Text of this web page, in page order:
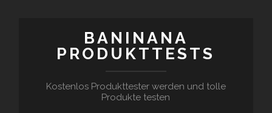
BANINANA
PRODUKTTESTS
Kostenlos Produkttester werden und tolle
Produkte testen